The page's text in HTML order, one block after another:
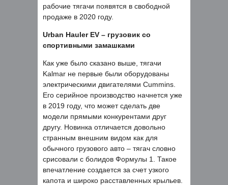
рабочие тягачи появятся в свободной
продаже в 2020 году.
Urban Hauler EV – грузовик со
спортивными замашками
Как уже было сказано выше, тягачи
Kalmar не первые были оборудованы
электрическими двигателями Cummins.
Его серийное производство начнется уже
в 2019 году, что может сделать две
модели прямыми конкурентами друг
другу. Новинка отличается довольно
странным внешним видом как для
обычного грузового авто – тягач словно
срисовали с болидов Формулы 1. Такое
впечатление создается за счет узкого
капота и широко расставленных крыльев.